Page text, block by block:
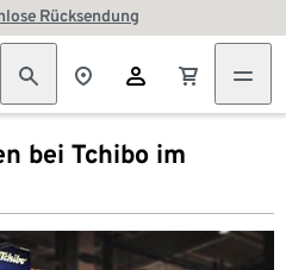
Rücksendung
bei Tchibo im